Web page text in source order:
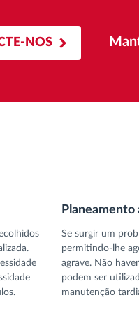
NOS
Se surgir um
permitindo-lhe
agrave. Não
podem ser
manutenção